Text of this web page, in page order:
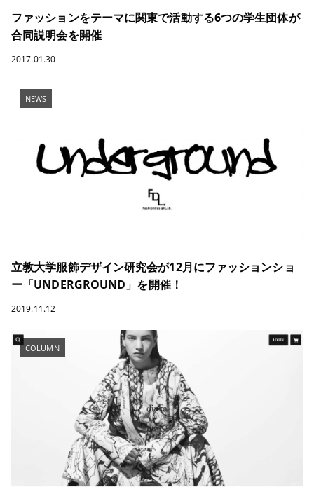
ファッションをテーマに関東で活動する6つの学生団体が
合同説明会を開催
2017.01.30
NEWS
立教大学服飾デザイン研究会が12月にファッションショ
ー「UNDERGROUND」を開催！
2019.11.12
COLUMN